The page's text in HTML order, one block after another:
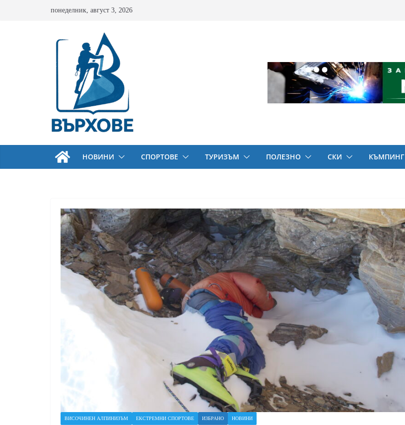
понеделник, август 3, 2026
НОВИНИ СПОРТОВЕ ТУРИЗЪМ ПОЛЕЗНО СКИ КЪМПИНГ
ВИСОЧИНЕН АЛПИНИЗЪМ ЕКСТРЕМНИ СПОРТОВЕ ИЗБРАНО НОВИНИ